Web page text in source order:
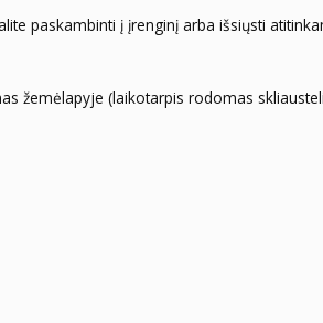
paskambinti į įrenginį arba išsiųsti
žemėlapyje (laikotarpis rodomas